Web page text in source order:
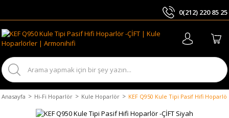
0(212) 220 85 25
Anasayfa Hi-Fi Hoparlör Kule Hoparlör KEF Q950 Kule Tipi Pasif Hifi